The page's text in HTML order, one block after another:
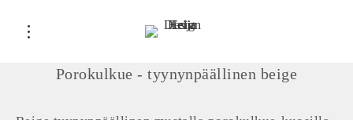
Porokulkue - tyynynpäällinen beige